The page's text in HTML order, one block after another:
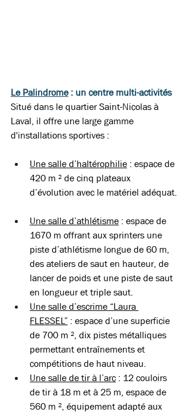
Le Palindrome : un centre multi-activités
Situé dans le quartier Saint-Nicolas à
Laval, il offre une large gamme
d'installations sportives :
Une salle d’haltérophilie : espace de
420 m ² de cinq plateaux
d’évolution avec le matériel adéquat.
Une salle d’athlétisme : espace de
1670 m offrant aux sprinters une
piste d’athlétisme longue de 60 m,
des ateliers de saut en hauteur, de
lancer de poids et une piste de saut
en longueur et triple saut.
Une salle d’escrime “Laura
FLESSEL” : espace d’une superficie
de 700 m ², dix pistes métalliques
permettant entraînements et
compétitions de haut niveau.
Une salle de tir à l’arc : 12 couloirs
de tir à 18 m et à 25 m, espace de
560 m ², équipement adapté aux